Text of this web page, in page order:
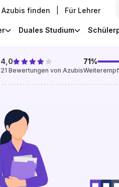
Azubis finden Für Lehrer
Duales Studium
4,0
21 Bewertungen von Azubis
71%